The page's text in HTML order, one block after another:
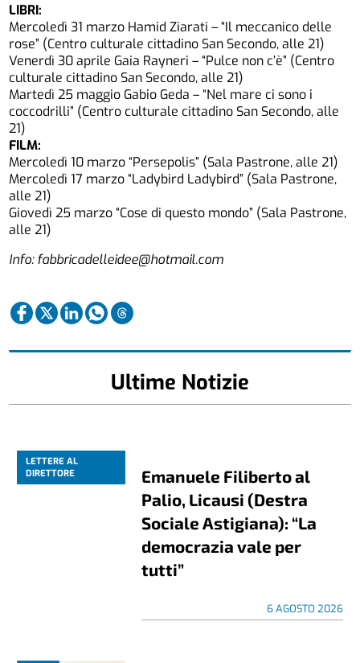
LIBRI:
Mercoledì 31 marzo Hamid Ziarati – “Il meccanico delle
rose” (Centro culturale cittadino San Secondo, alle 21)
Venerdì 30 aprile Gaia Rayneri – “Pulce non c’è” (Centro
culturale cittadino San Secondo, alle 21)
Martedì 25 maggio Gabio Geda – “Nel mare ci sono i
coccodrilli” (Centro culturale cittadino San Secondo, alle
21)
FILM:
Mercoledì 10 marzo “Persepolis” (Sala Pastrone, alle 21)
Mercoledì 17 marzo “Ladybird Ladybird” (Sala Pastrone,
alle 21)
Giovedì 25 marzo “Cose di questo mondo” (Sala Pastrone,
alle 21)
Info: fabbricadelleidee@hotmail.com
Ultime Notizie
LETTERE AL
DIRETTORE
Emanuele Filiberto al
Palio, Licausi (Destra
Sociale Astigiana): “La
democrazia vale per
tutti”
6 AGOSTO 2026